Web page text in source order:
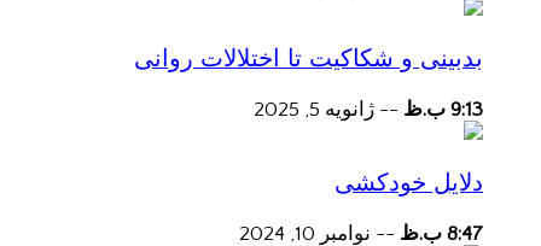
بدبینی و شکاکیت تا اختلالات روانی
9:13 ب.ظ -- ژانویه 5, 2025
دلایل خودکشی
8:47 ب.ظ -- نوامبر 10, 2024